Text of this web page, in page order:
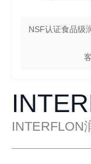
NSF认证食品级
INTERFLON